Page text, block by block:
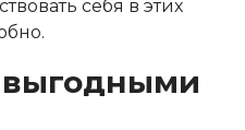
себя в этих
выгодными